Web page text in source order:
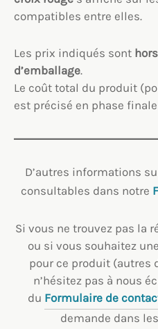
compatibles entre elles.
Les prix indiqués sont
d’emballage.
Le coût total du produit
est précisé en phase
D’autres informations
consultables dans notre
Si vous ne trouvez pas la
ou si vous souhaitez
pour ce produit
n’hésitez pas à nous
du Formulaire de
demande dans